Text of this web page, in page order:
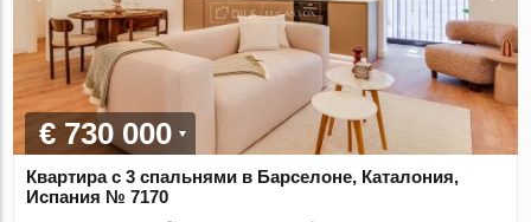
€ 730 000
Квартира с 3 спальнями в Барселоне, Каталония,
Испания № 7170